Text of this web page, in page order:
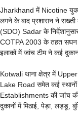
Jharkhand में Nicotine
लगने के बाद प्रशासन ने
(SDO) Sadar के
COTPA 2003 के तहत सघन
इलाकों में जांच टीम ने कई
Kotwali थाना क्षेत्र में
Lake Road समेत कई स्थानों
Establishments की जांच
दुकानों में मिठाई, पेड़ा, लड्डू,